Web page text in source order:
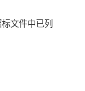
文件中已列